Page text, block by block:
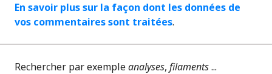
En savoir plus sur la façon dont les données de
vos commentaires sont traitées.
Rechercher par exempleanalyses, filaments...